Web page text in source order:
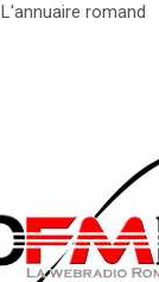
L'annuaire romand